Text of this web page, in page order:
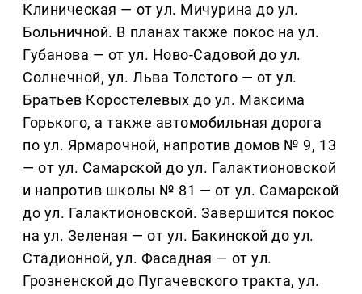
Клиническая — от ул. Мичурина до ул.
Больничной. В планах также покос на ул.
Губанова — от ул. Ново-Садовой до ул.
Солнечной, ул. Льва Толстого — от ул.
Братьев Коростелевых до ул. Максима
Горького, а также автомобильная дорога
по ул. Ярмарочной, напротив домов № 9, 13
— от ул. Самарской до ул. Галактионовской
и напротив школы № 81 — от ул. Самарской
до ул. Галактионовской. Завершится покос
на ул. Зеленая — от ул. Бакинской до ул.
Стадионной, ул. Фасадная — от ул.
Грозненской до Пугачевского тракта, ул.